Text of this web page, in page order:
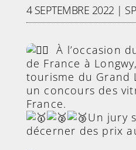
4 SEPTEMBRE 2022 |
À l’occasion
de France à
tourisme du Grand
un concours des
France.
Un jury
décerner des prix